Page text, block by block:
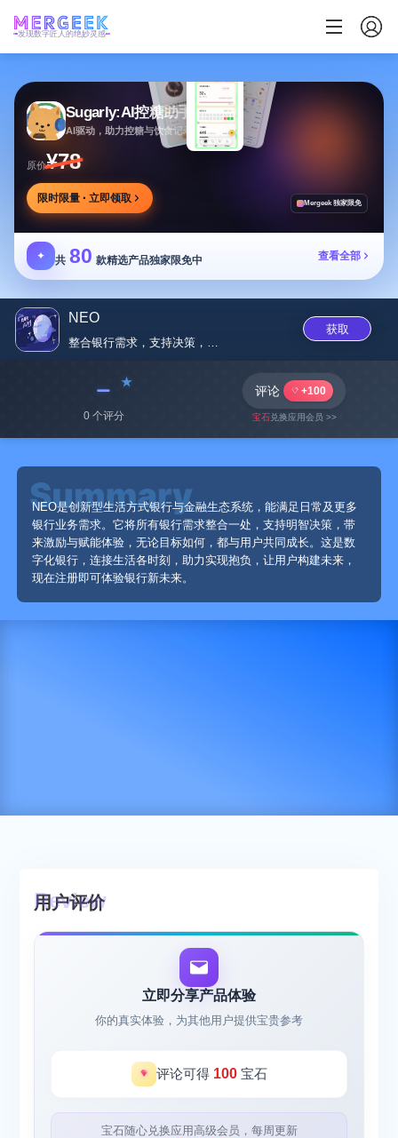
发现数字匠人的绝妙灵感
Sugarly:AI控糖助手
AI驱动，助力控糖与饮食记录，提供个性化建议
原价¥78
限时限量 · 立即领取 Mergeek 独家限免
✦ 共 80 款精选产品独家限免中 查看全部
NEO
整合银行需求，支持决策，连接生...
获取
﹣
0 个评分
评论 +100
宝石兑换应用会员 >>
NEO是创新型生活方式银行与金融生态系统，能满足日常及更多
银行业务需求。它将所有银行需求整合一处，支持明智决策，带
来激励与赋能体验，无论目标如何，都与用户共同成长。这是数
字化银行，连接生活各时刻，助力实现抱负，让用户构建未来，
现在注册即可体验银行新未来。
用户评价
立即分享产品体验
你的真实体验，为其他用户提供宝贵参考
评论可得 100宝石
宝石随心兑换应用高级会员，每周更新